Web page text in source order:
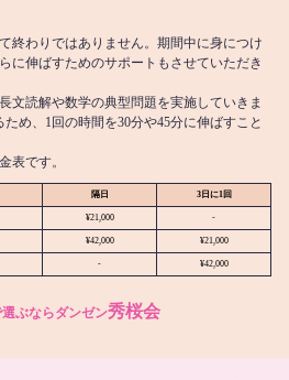
終わりではありません。期間中に身につけ
に伸ばすためのサポートもさせていただき
文読解や数学の典型問題を実施していきま
め、1回の時間を30分や45分に伸ばすこと
表です。
隔日 3日に1回
¥21,000 -
¥42,000 ¥21,000
- ¥42,000
ぶならダンゼン秀桜会